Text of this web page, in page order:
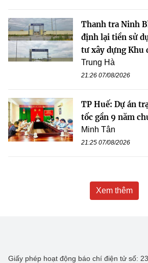
Thanh tra Ninh
định lại tiền sử
tư xây dựng Khu
Trung Hà
21:26 07/08/2026
TP Huế: Dự án
tốc gần 9 năm
Minh Tân
21:25 07/08/2026
Xem thêm
Giấy phép hoạt động báo chí điện tử số: